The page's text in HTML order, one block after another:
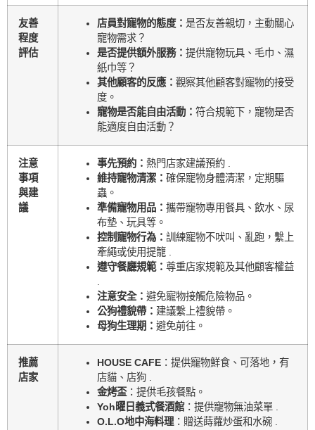
友善
程度
評估
店員對寵物的態度： 是否友善親切，主動關心
寵物需求？
是否提供額外服務： 提供寵物玩具、毛巾、濕
紙巾等？
其他顧客的反應： 觀察其他顧客對寵物的接受
度。
寵物是否能自由活動： 符合規範下，寵物是否
能適度自由活動？
注意
事項
與建
議
事先預約： 熱門店家建議預約 .
維持寵物清潔： 確保寵物身體清潔，定期驅
蟲。
準備寵物用品： 攜帶寵物專用餐具、飲水、尿
布墊、玩具等。
控制寵物行為： 訓練寵物不吠叫、亂跑，繫上
牽繩或使用提籠 .
遵守餐廳規範： 尊重店家規範及其他顧客權益
注意安全： 避免寵物接觸危險物品。
公狗禮貌帶： 建議繫上禮貌帶。
母狗生理期： 避免前往。
推薦
店家
HOUSE CAFE ：提供寵物鮮食、可落地，有
店貓、店狗 .
金烤盃：提供毛孩餐點。
Yoh曜日義式餐酒館：提供寵物無油菜單 .
O.L.O地中海料理 ：贈送蒔蘿炒蛋和水碗 .